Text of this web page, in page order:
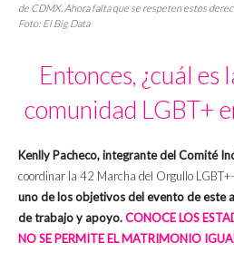
de CDMX. Ahora falta que se respeten estos
Foto: El Big Data
Entonces, ¿cuál es
comunidad LGBT+
Kenlly Pacheco, integrante del Comité
coordinar la 42 Marcha del Orgullo
uno de los objetivos del evento de este
de trabajo y apoyo.CONOCE LOS
NO SE PERMITE EL MATRIMONIO